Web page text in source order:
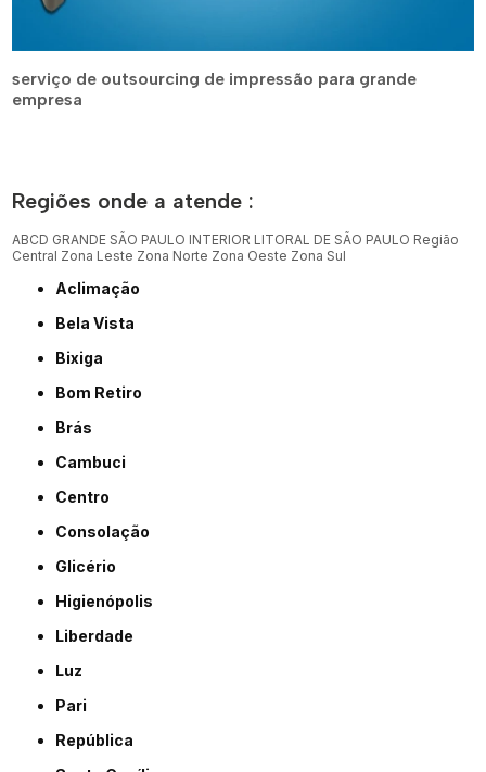
serviço de outsourcing de impressão para grande
empresa
Regiões onde a atende :
ABCD GRANDE SÃO PAULO INTERIOR LITORAL DE SÃO PAULO Região
Central Zona Leste Zona Norte Zona Oeste Zona Sul
Aclimação
Bela Vista
Bixiga
Bom Retiro
Brás
Cambuci
Centro
Consolação
Glicério
Higienópolis
Liberdade
Luz
Pari
República